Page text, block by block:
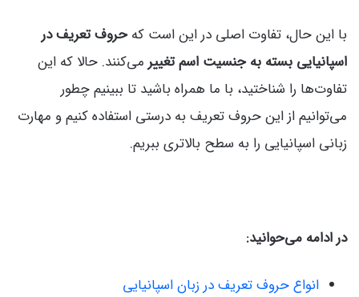
با این حال، تفاوت اصلی در این است کهحروف تعریف در
اسپانیایی بسته به جنسیت اسم تغییر می‌کنند. حالا که این
تفاوت‌ها را شناختید، با ما همراه باشید تا ببینیم چطور
می‌توانیم از این حروف تعریف به درستی استفاده کنیم و مهارت
زبانی اسپانیایی‌ را به سطح بالاتری ببریم.
در ادامه می‌حوانید:
انواع حروف تعریف در زبان اسپانیایی